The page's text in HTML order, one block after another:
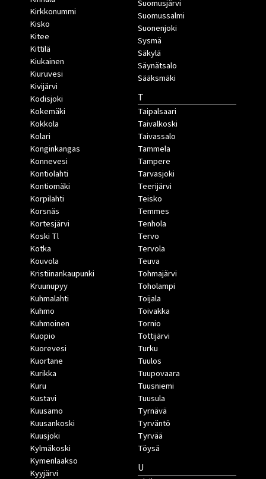
Kirkkonummi
Kisko
Kitee
Kittilä
Kiukainen
Kiuruvesi
Kivijärvi
Kodisjoki
Kokemäki
Kokkola
Kolari
Konginkangas
Konnevesi
Kontiolahti
Kontiomäki
Korpilahti
Korsnäs
Kortesjärvi
Koski Tl
Kotka
Kouvola
Kristiinankaupunki
Kruunupyy
Kuhmalahti
Kuhmo
Kuhmoinen
Kuopio
Kuorevesi
Kuortane
Kurikka
Kuru
Kustavi
Kuusamo
Kuusankoski
Kuusjoki
Kylmäkoski
Kymenlaakso
Kyyjärvi
Suomusjärvi
Suomussalmi
Suonenjoki
Sysmä
Säkylä
Säynätsalo
Sääksmäki
T
Taipalsaari
Taivalkoski
Taivassalo
Tammela
Tampere
Tarvasjoki
Teerijärvi
Teisko
Temmes
Tenhola
Tervo
Tervola
Teuva
Tohmajärvi
Toholampi
Toijala
Toivakka
Tornio
Tottijärvi
Turku
Tuulos
Tuupovaara
Tuusniemi
Tuusula
Tyrnävä
Tyrväntö
Tyrvää
Töysä
U